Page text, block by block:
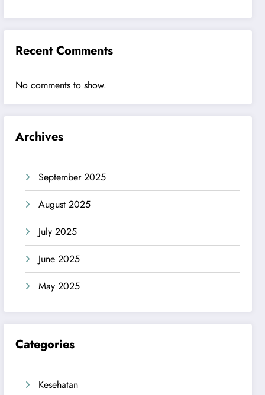
Recent Comments
No comments to show.
Archives
September 2025
August 2025
July 2025
June 2025
May 2025
Categories
Kesehatan